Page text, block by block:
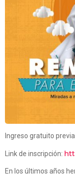
Ingreso gratuito
Link de inscripción:
En los últimos años